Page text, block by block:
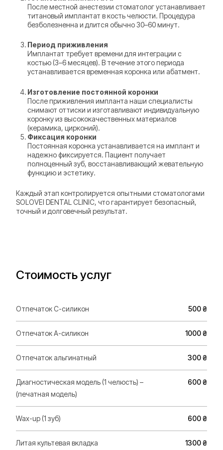
После местной анестезии стоматолог устанавливает
титановый имплантат в кость челюсти. Процедура
безболезненна и длится обычно 30–60 минут.
Период приживления
Имплантат требует времени для интеграции с
костью (3–6 месяцев). В течение этого периода
устанавливается временная коронка или абатмент.
Изготовление постоянной коронки
После приживления импланта наши специалисты
снимают оттиски и изготавливают индивидуальную
коронку из высококачественных материалов
(керамика, цирконий).
Фиксация коронки
Постоянная коронка устанавливается на имплант и
надежно фиксируется. Пациент получает
полноценный зуб, восстанавливающий жевательную
функцию и эстетику.
Каждый этап контролируется опытными стоматологами
SOLOVEI DENTAL CLINIC, что гарантирует безопасный,
точный и долговечный результат.
Стоимость услуг
Отпечаток С-силикон 500 ₴
Отпечаток А-силикон 1000 ₴
Отпечаток альгинатный 300 ₴
Диагностическая модель (1 челюсть) –
(печатная модель)
600 ₴
Wax-up (1 зуб) 600 ₴
Литая культевая вкладка 1300 ₴